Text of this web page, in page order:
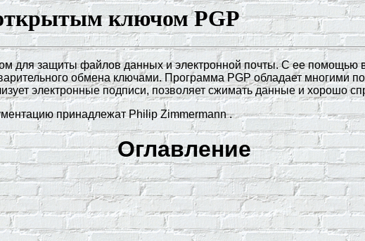
ключом PGP
для защиты файлов данных и электронной почты. С ее помощью
обмена ключами. Программа PGP обладает многими
электронные подписи, позволяет сжимать данные и хорошо
принадлежат Philip Zimmermann .
Оглавление